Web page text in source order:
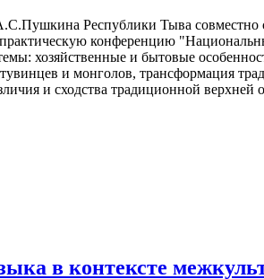
Республики Тыва
конференцию
хозяйственные и бытовые
и монголов, трансформация
и сходства традиционной
в контексте